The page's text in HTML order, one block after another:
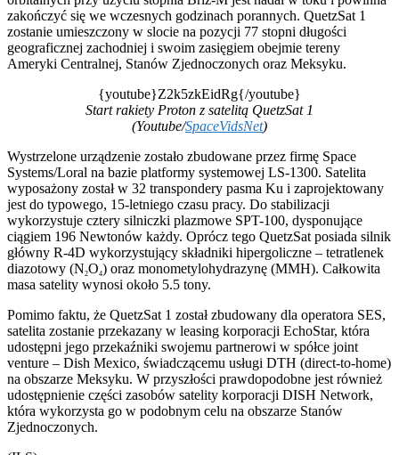
zakończyć się we wczesnych godzinach porannych. QuetzSat 1
zostanie umieszczony w slocie na pozycji 77 stopni długości
geograficznej zachodniej i swoim zasięgiem obejmie tereny
Ameryki Centralnej, Stanów Zjednoczonych oraz Meksyku.
{youtube}Z2k5zkEidRg{/youtube}
Start rakiety Proton z satelitą QuetzSat 1
(Youtube/SpaceVidsNet)
Wystrzelone urządzenie zostało zbudowane przez firmę Space
Systems/Loral na bazie platformy systemowej LS-1300. Satelita
wyposażony został w 32 transpondery pasma Ku i zaprojektowany
jest do typowego, 15-letniego czasu pracy. Do stabilizacji
wykorzystuje cztery silniczki plazmowe SPT-100, dysponujące
ciągiem 196 Newtonów każdy. Oprócz tego QuetzSat posiada silnik
główny R-4D wykorzystujący składniki hipergoliczne – tetratlenek
diazotowy (N2O4) oraz monometylohydrazynę (MMH). Całkowita
masa satelity wynosi około 5.5 tony.
Pomimo faktu, że QuetzSat 1 został zbudowany dla operatora SES,
satelita zostanie przekazany w leasing korporacji EchoStar, która
udostępni jego przekaźniki swojemu partnerowi w spółce joint
venture – Dish Mexico, świadczącemu usługi DTH (direct-to-home)
na obszarze Meksyku. W przyszłości prawdopodobne jest również
udostępnienie części zasobów satelity korporacji DISH Network,
która wykorzysta go w podobnym celu na obszarze Stanów
Zjednoczonych.